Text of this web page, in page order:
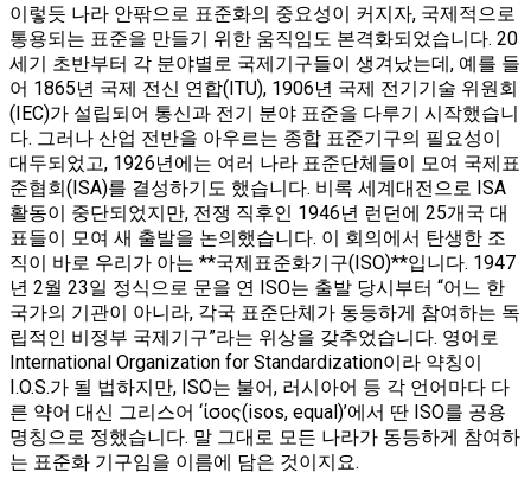
이렇듯 나라 안팎으로 표준화의 중요성이 커지자, 국제적으로
통용되는 표준을 만들기 위한 움직임도 본격화되었습니다. 20
세기 초반부터 각 분야별로 국제기구들이 생겨났는데, 예를 들
어 1865년 국제 전신 연합(ITU), 1906년 국제 전기기술 위원회
(IEC)가 설립되어 통신과 전기 분야 표준을 다루기 시작했습니
다. 그러나 산업 전반을 아우르는 종합 표준기구의 필요성이
대두되었고, 1926년에는 여러 나라 표준단체들이 모여 국제표
준협회(ISA)를 결성하기도 했습니다​. 비록 세계대전으로 ISA
활동이 중단되었지만, 전쟁 직후인 1946년 런던에 25개국 대
표들이 모여 새 출발을 논의했습니다​. 이 회의에서 탄생한 조
직이 바로 우리가 아는 **국제표준화기구(ISO)**입니다. 1947
년 2월 23일 정식으로 문을 연 ISO는 출발 당시부터 “어느 한
국가의 기관이 아니라, 각국 표준단체가 동등하게 참여하는 독
립적인 비정부 국제기구”라는 위상을 갖추었습니다​. 영어로
International Organization for Standardization이라 약칭이
I.O.S.가 될 법하지만, ISO는 불어, 러시아어 등 각 언어마다 다
른 약어 대신 그리스어 ‘ίσoς(isos, equal)’에서 딴 ISO를 공용
명칭으로 정했습니다. 말 그대로 모든 나라가 동등하게 참여하
는 표준화 기구임을 이름에 담은 것이지요.